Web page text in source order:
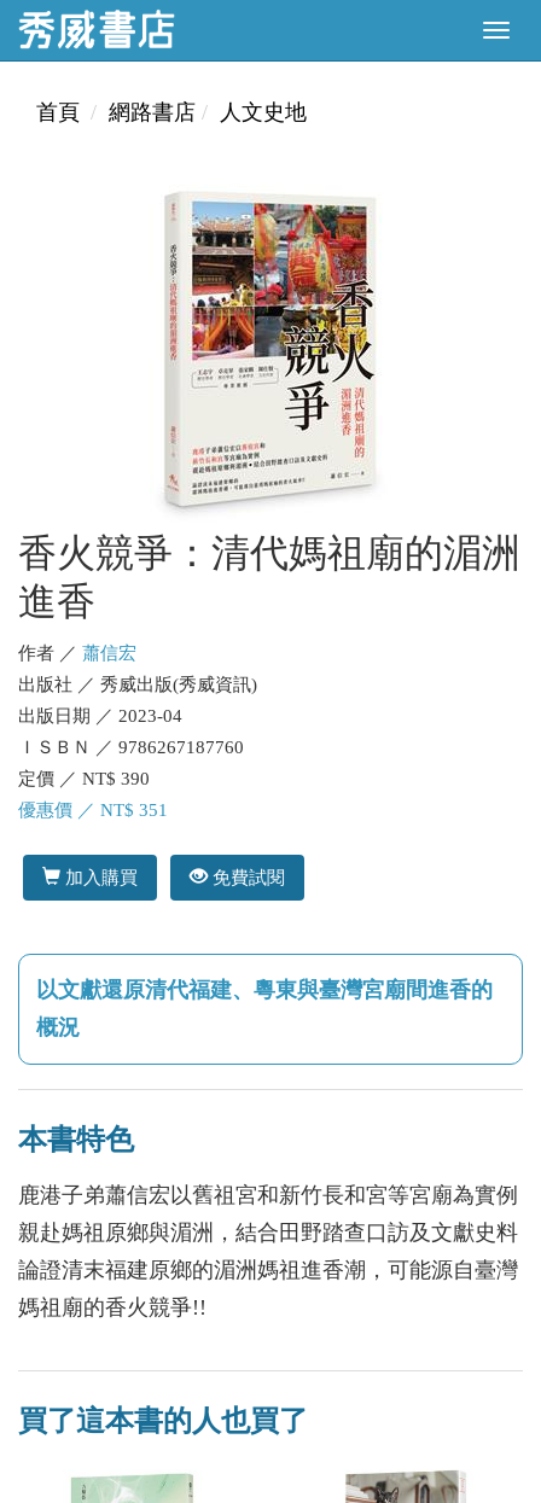
首頁 網路書店 人文史地
香火競爭：清代媽祖廟的湄洲
進香
作者 ／ 蕭信宏
出版社 ／ 秀威出版(秀威資訊)
出版日期 ／ 2023-04
ＩＳＢＮ ／ 9786267187760
定價 ／ NT$ 390
優惠價 ／ NT$ 351
加入購買 免費試閱
以文獻還原清代福建、粵東與臺灣宮廟間進香的
概況
本書特色
鹿港子弟蕭信宏以舊祖宮和新竹長和宮等宮廟為實例
親赴媽祖原鄉與湄洲，結合田野踏查口訪及文獻史料
論證清末福建原鄉的湄洲媽祖進香潮，可能源自臺灣
媽祖廟的香火競爭!!
買了這本書的人也買了